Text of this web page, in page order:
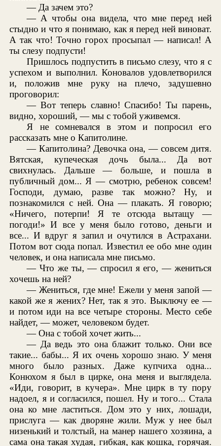
— Да зачем это?
— А чтобы она видела, что мне перед ней
стыдно и что я понимаю, как я перед ней виноват.
А так что! Точно горох просыпал — написал! А
ты слезу подпусти!
Пришлось подпустить в письмо слезу, что я с
успехом и выполнил. Коновалов удовлетворился
и, положив мне руку на плечо, задушевно
проговорил:
— Вот теперь славно! Спасибо! Ты парень,
видно, хороший, — мы с тобой уживемся.
Я не сомневался в этом и попросил его
рассказать мне о Капитолине.
— Капитолина? Девочка она, — совсем дитя.
Вятская, купеческая дочь была... Да вот
свихнулась. Дальше — больше, и пошла в
публичный дом... Я — смотрю, ребенок совсем!
Господи, думаю, разве так можно? Ну, и
познакомился с ней. Она — плакать. Я говорю;
«Ничего, потерпи! Я те отсюда вытащу —
погоди!» И все у меня было готово, деньги и
все... И вдруг я запил и очутился в Астрахани.
Потом вот сюда попал. Известил ее обо мне один
человек, и она написала мне письмо.
— Что же ты, — спросил я его, — жениться
хочешь на ней?
— Жениться, где мне! Ежели у меня запой —
какой же я жених? Нет, так я это. Выключу ее —
и потом иди на все четыре стороны. Место себе
найдет, — может, человеком будет.
— Она с тобой хочет жить...
— Да ведь это она блажит только. Они все
такие... бабы... Я их очень хорошо знаю. У меня
много было разных. Даже купчиха одна...
Конюхом я был в цирке, она меня и выглядела.
«Иди, говорит, в кучера». Мне цирк в ту пору
надоел, я и согласился, пошел. Ну и того... Стала
она ко мне ластиться. Дом это у них, лошади,
прислуга — как дворяне жили. Муж у нее был
низенький и толстый, на манер нашего хозяина, а
сама она такая худая, гибкая, как кошка, горячая.